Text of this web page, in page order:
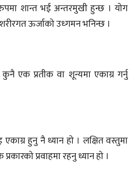
शान्त भई अन्तरमुखी हुन्छ । योग
शरीरगत ऊर्जाको उध्गमन भनिन्छ ।
कुनै एक प्रतीक वा शून्यमा एकाग्र गर्नु
हुनु नै ध्यान हो । लक्षित वस्तुमा
प्रवाहमा रहनु ध्यान हो ।